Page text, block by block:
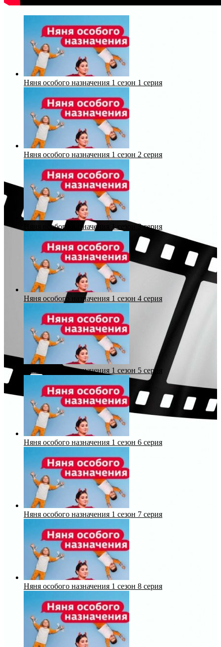
Няня особого назначения 1 сезон 1 серия
Няня особого назначения 1 сезон 2 серия
Няня особого назначения 1 сезон 3 серия
Няня особого назначения 1 сезон 4 серия
Няня особого назначения 1 сезон 5 серия
Няня особого назначения 1 сезон 6 серия
Няня особого назначения 1 сезон 7 серия
Няня особого назначения 1 сезон 8 серия